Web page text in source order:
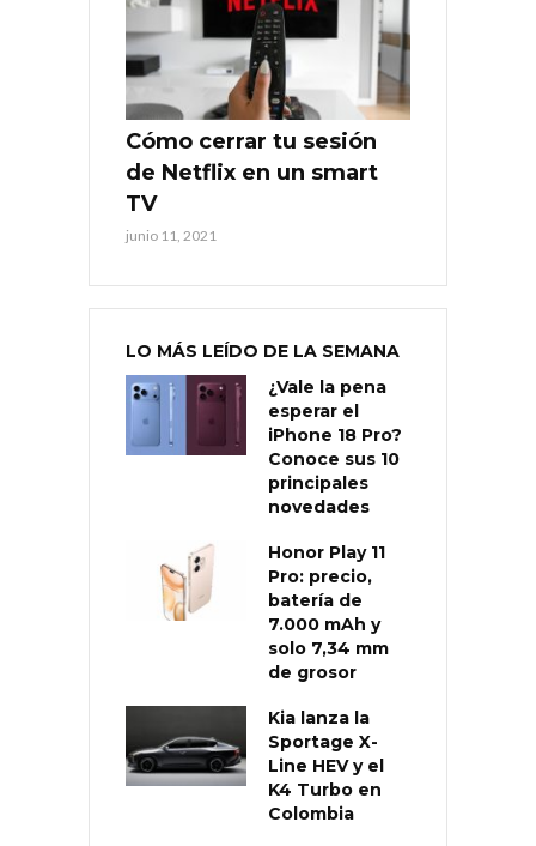
Cómo cerrar tu sesión
de Netflix en un smart
TV
junio 11, 2021
LO MÁS LEÍDO DE LA SEMANA
¿Vale la pena
esperar el
iPhone 18 Pro?
Conoce sus 10
principales
novedades
Honor Play 11
Pro: precio,
batería de
7.000 mAh y
solo 7,34 mm
de grosor
Kia lanza la
Sportage X-
Line HEV y el
K4 Turbo en
Colombia